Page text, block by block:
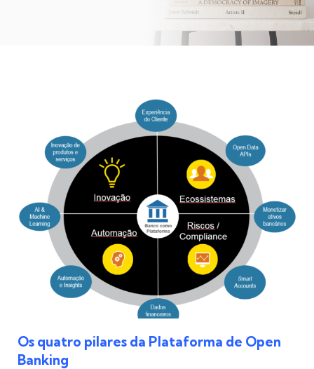
Os quatro pilares da Plataforma de Open
Banking